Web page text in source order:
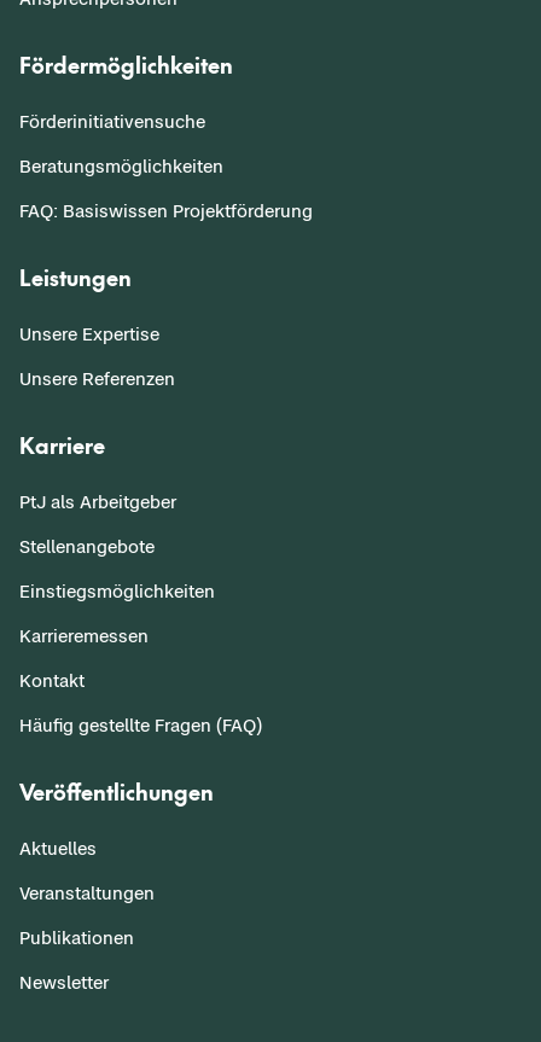
Fördermöglichkeiten
Förderinitiativensuche
Beratungsmöglichkeiten
FAQ: Basiswissen Projektförderung
Leistungen
Unsere Expertise
Unsere Referenzen
Karriere
PtJ als Arbeitgeber
Stellenangebote
Einstiegsmöglichkeiten
Karrieremessen
Kontakt
Häufig gestellte Fragen (FAQ)
Veröffentlichungen
Aktuelles
Veranstaltungen
Publikationen
Newsletter